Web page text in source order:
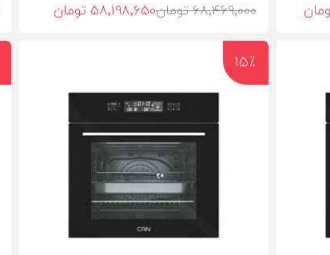
68٬469٬000 تومان 58٬198٬650 تومان
15٪